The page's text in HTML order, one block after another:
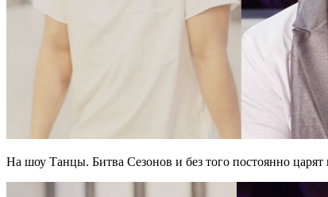
На шоу Танцы. Битва Сезонов и без того постоянно